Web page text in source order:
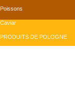
Poissons
Caviar
PRODUITS DE POLOGNE